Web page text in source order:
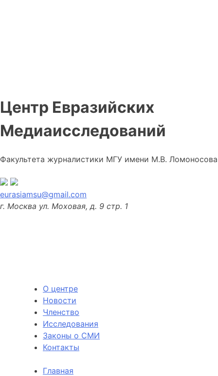
Центр Евразийских
Медиаисследований
Факультета журналистики МГУ имени М.В. Ломоносова
eurasiamsu@gmail.com
г. Москва ул. Моховая, д. 9 стр. 1
О центре
Новости
Членство
Исследования
Законы о СМИ
Контакты
Главная